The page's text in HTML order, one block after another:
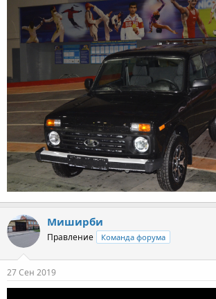
Миширби
Правление Команда форума
27 Сен 2019